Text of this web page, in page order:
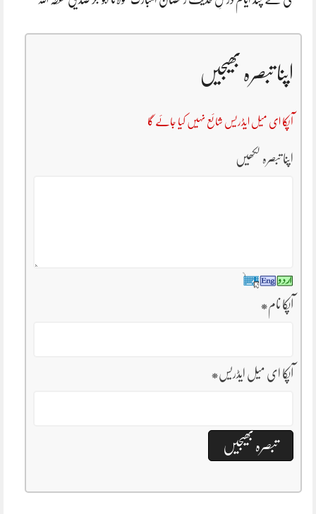
اپنا تبصرہ بھیجیں
آپکا ای میل ایڈریس شائع نہیں کیا جائے گا
اپنا تبصرہ لکھیں
آپکا نام*
آپکا ای میل ایڈریس*